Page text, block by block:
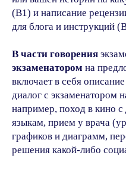
(B1) и написание
для блога и инструкций
В части говорения
экзаменатором на
включает в себя
диалог с экзаменатором
например, поход в кино
языкам, прием у врача
графиков и диаграмм,
решения какой-либо